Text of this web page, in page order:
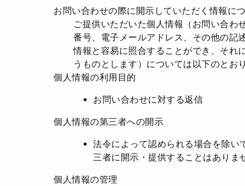
お問い合わせの際に開示していただく情報に
ご提供いただいた個人情報（お問い合わ
番号、電子メールアドレス、その他の記
情報と容易に照合することができ、それ
うものとします）については以下のとお
個人情報の利用目的
お問い合わせに対する返信
個人情報の第三者への開示
法令によって認められる場合を除
三者に開示・提供することはありま
個人情報の管理